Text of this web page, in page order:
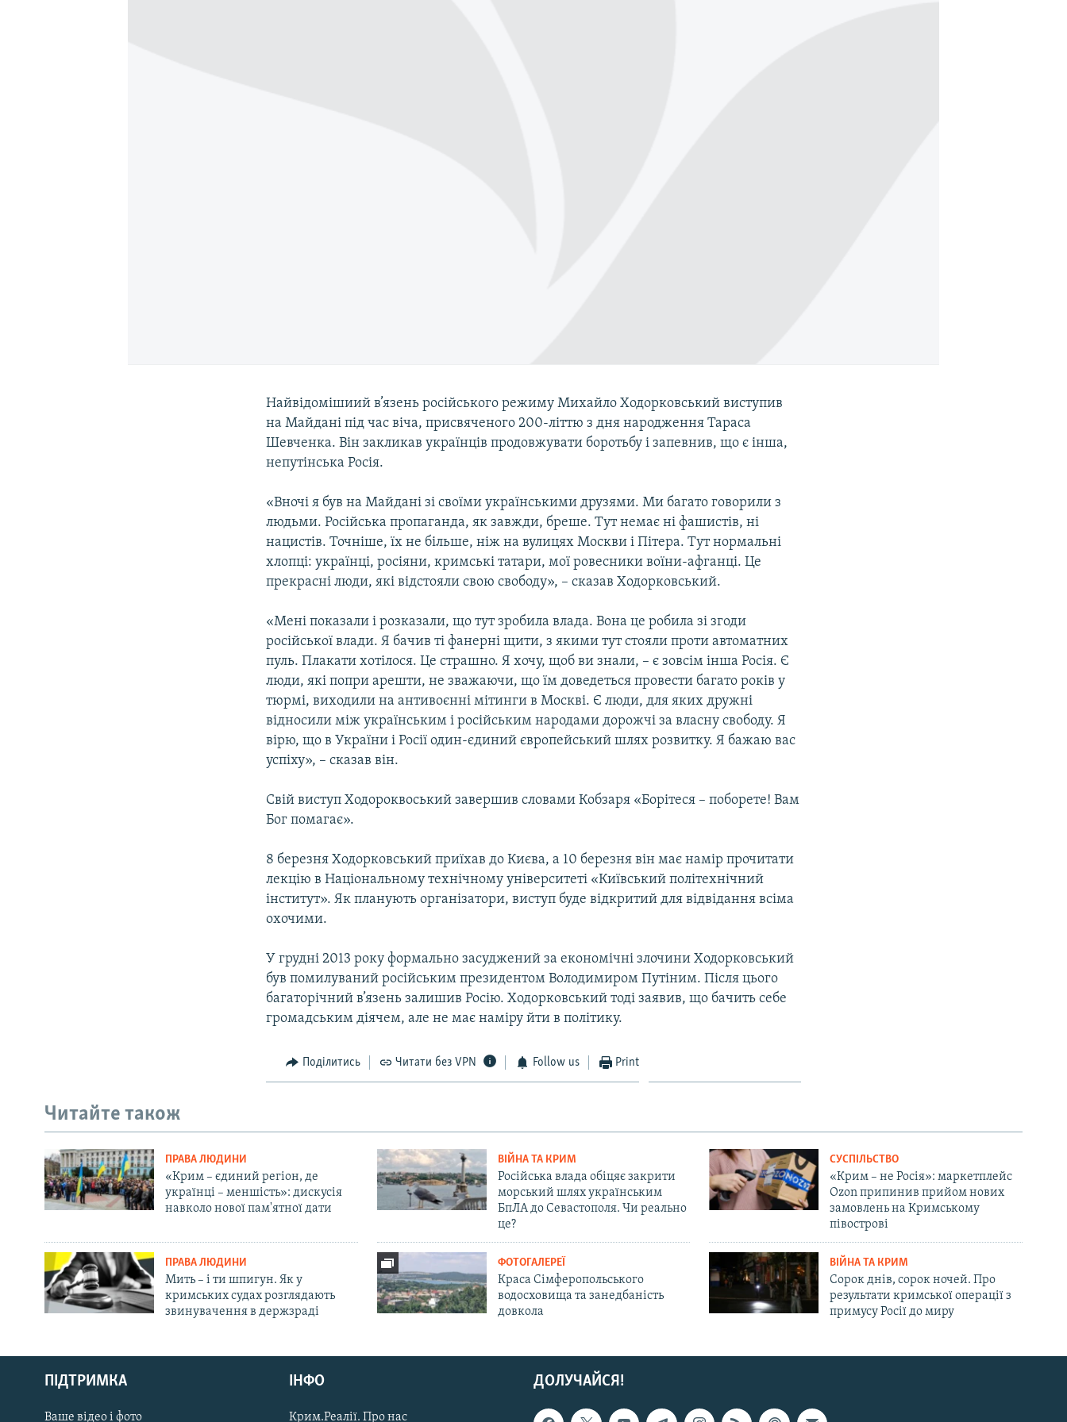
Русский
Qırımtatar
Найвідомішиий в’язень російського режиму Михайло Ходорковський виступив
на Майдані під час віча, присвяченого 200-літтю з дня народження Тараса
Шевченка. Він закликав українців продовжувати боротьбу і запевнив, що є інша,
непутінська Росія.
«Вночі я був на Майдані зі своїми українськими друзями. Ми багато говорили з
людьми. Російська пропаганда, як завжди, бреше. Тут немає ні фашистів, ні
нацистів. Точніше, їх не більше, ніж на вулицях Москви і Пітера. Тут нормальні
хлопці: українці, росіяни, кримські татари, мої ровесники воїни-афганці. Це
прекрасні люди, які відстояли свою свободу», – сказав Ходорковський.
«Мені показали і розказали, що тут зробила влада. Вона це робила зі згоди
російської влади. Я бачив ті фанерні щити, з якими тут стояли проти автоматних
пуль. Плакати хотілося. Це страшно. Я хочу, щоб ви знали, – є зовсім інша Росія. Є
люди, які попри арешти, не зважаючи, що їм доведеться провести багато років у
тюрмі, виходили на антивоєнні мітинги в Москві. Є люди, для яких дружні
відносили між українським і російським народами дорожчі за власну свободу. Я
вірю, що в України і Росії один-єдиний європейський шлях розвитку. Я бажаю вас
успіху», – сказав він.
Свій виступ Ходороквоський завершив словами Кобзаря «Борітеся – поборете! Вам
Бог помагає».
8 березня Ходорковський приїхав до Києва, а 10 березня він має намір прочитати
лекцію в Національному технічному університеті «Київський політехнічний
інститут». Як планують організатори, виступ буде відкритий для відвідання всіма
охочими.
У грудні 2013 року формально засуджений за економічні злочини Ходорковський
був помилуваний російським президентом Володимиром Путіним. Після цього
багаторічний в’язень залишив Росію. Ходорковський тоді заявив, що бачить себе
громадським діячем, але не має наміру йти в політику.
Поділитись Читати без VPN Follow us Print
Читайте також
ПРАВА ЛЮДИНИ
«Крим – єдиний регіон, де
українці – меншість»: дискусія
навколо нової пам'ятної дати
ВІЙНА ТА КРИМ
Російська влада обіцяє закрити
морський шлях українським
БпЛА до Севастополя. Чи реально
це?
СУСПІЛЬСТВО
«Крим – не Росія»: маркетплейс
Ozon припинив прийом нових
замовлень на Кримському
півострові
ПРАВА ЛЮДИНИ
Мить – і ти шпигун. Як у
кримських судах розглядають
звинувачення в держзраді
ФОТОГАЛЕРЕЇ
Краса Сімферопольського
водосховища та занедбаність
довкола
ВІЙНА ТА КРИМ
Сорок днів, сорок ночей. Про
результати кримської операції з
примусу Росії до миру
ДОЛУЧАЙСЯ!
ПІДТРИМКА
Ваше відео і фото
ІНФО
Крим.Реалії. Про нас